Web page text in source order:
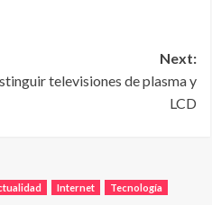
Next:
televisiones de plasma y
LCD
Internet Tecnología